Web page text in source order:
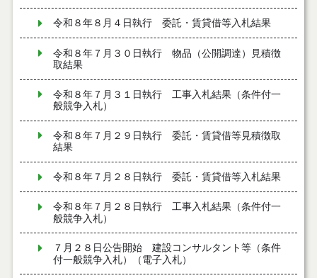
令和８年８月４日執行 委託・賃貸借等入札結果
令和８年７月３０日執行 物品（公開調達）見積徴
取結果
令和８年７月３１日執行 工事入札結果（条件付一
般競争入札）
令和８年７月２９日執行 委託・賃貸借等見積徴取
結果
令和８年７月２８日執行 委託・賃貸借等入札結果
令和８年７月２８日執行 工事入札結果（条件付一
般競争入札）
７月２８日公告開始 建設コンサルタント等（条件
付一般競争入札）（電子入札）